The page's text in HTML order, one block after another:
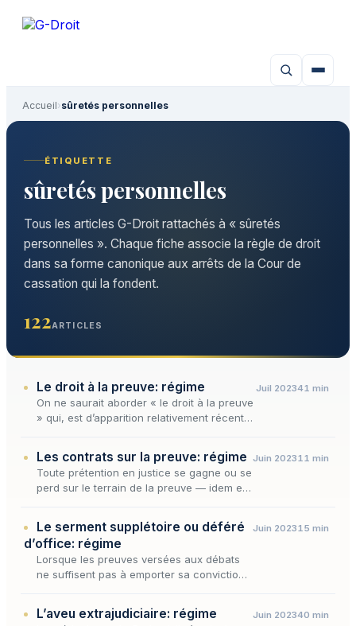
Accueil›sûretés personnelles
ÉTIQUETTE
sûretés personnelles
Tous les articles G-Droit rattachés à « sûretés
personnelles ». Chaque fiche associe la règle de droit
dans sa forme canonique aux arrêts de la Cour de
cassation qui la fondent.
122ARTICLES
Le droit à la preuve: régime
On ne saurait aborder « le droit à la preuve
» qui, est d’apparition relativement récente
principes…
Juil 202341 min
Les contrats sur la preuve: régime
Toute prétention en justice se gagne ou se
perd sur le terrain de la preuve — idem est
lors, une…
Juin 202311 min
Le serment supplétoire ou déféré
d’office: régime
Lorsque les preuves versées aux débats
ne suffisent pas à emporter sa conviction
autorité, inviter…
Juin 202315 min
L’aveu extrajudiciaire: régime Juin 202340 min